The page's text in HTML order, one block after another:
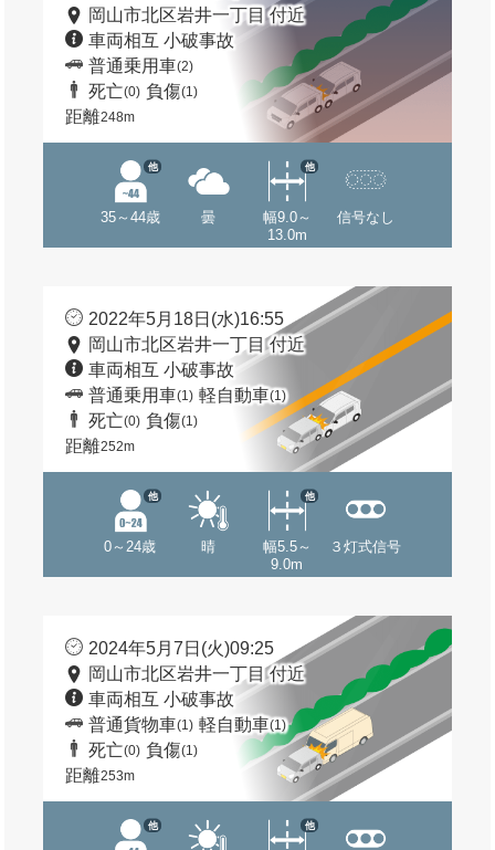
岡山市北区岩井一丁目 付近
車両相互 小破事故
普通乗用車(2)
死亡(0) 負傷(1)
距離248m
35～44歳
他
曇
幅9.0～
13.0m
他
信号なし
2022年5月18日(水)16:55
岡山市北区岩井一丁目 付近
車両相互 小破事故
普通乗用車(1) 軽自動車(1)
死亡(0) 負傷(1)
距離252m
0～24歳
他
晴
幅5.5～
9.0m
他
３灯式信号
2024年5月7日(火)09:25
岡山市北区岩井一丁目 付近
車両相互 小破事故
普通貨物車(1) 軽自動車(1)
死亡(0) 負傷(1)
距離253m
他 他